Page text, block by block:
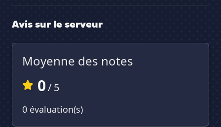
Avis sur le serveur
Moyenne des notes
0/ 5
0 évaluation(s)